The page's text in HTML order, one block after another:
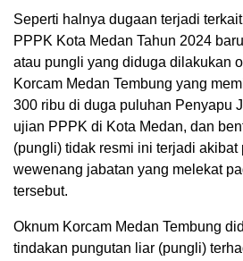
Seperti halnya dugaan terjadi
PPPK Kota Medan Tahun 2024
atau pungli yang diduga dilakukan
Korcam Medan Tembung yang
300 ribu di duga puluhan Penyapu
ujian PPPK di Kota Medan, dan
(pungli) tidak resmi ini terjadi akibat
wewenang jabatan yang melekat
tersebut.
Oknum Korcam Medan Tembung
tindakan pungutan liar (pungli)